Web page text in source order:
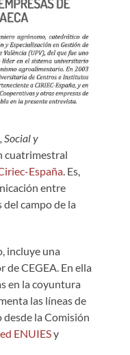
Social y
cuatrimestral
España. Es,
entre
campo de la
incluye una
de CEGEA. En ella
en la coyuntura
las líneas de
la Comisión
ENUIESy